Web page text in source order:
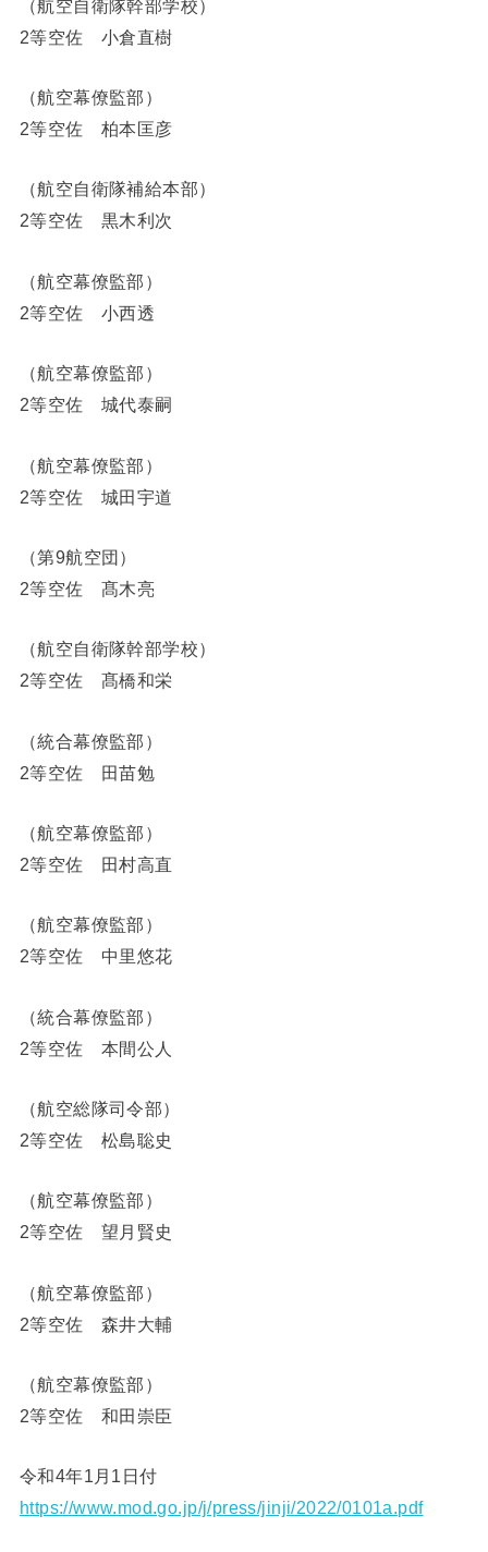
（航空自衛隊幹部学校）
2等空佐 小倉直樹
（航空幕僚監部）
2等空佐 柏本匡彦
（航空自衛隊補給本部）
2等空佐 黒木利次
（航空幕僚監部）
2等空佐 小西透
（航空幕僚監部）
2等空佐 城代泰嗣
（航空幕僚監部）
2等空佐 城田宇道
（第9航空団）
2等空佐 髙木亮
（航空自衛隊幹部学校）
2等空佐 髙橋和栄
（統合幕僚監部）
2等空佐 田苗勉
（航空幕僚監部）
2等空佐 田村高直
（航空幕僚監部）
2等空佐 中里悠花
（統合幕僚監部）
2等空佐 本間公人
（航空総隊司令部）
2等空佐 松島聡史
（航空幕僚監部）
2等空佐 望月賢史
（航空幕僚監部）
2等空佐 森井大輔
（航空幕僚監部）
2等空佐 和田崇臣
令和4年1月1日付
https://www.mod.go.jp/j/press/jinji/2022/0101a.pdf